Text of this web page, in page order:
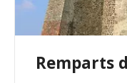
Remparts